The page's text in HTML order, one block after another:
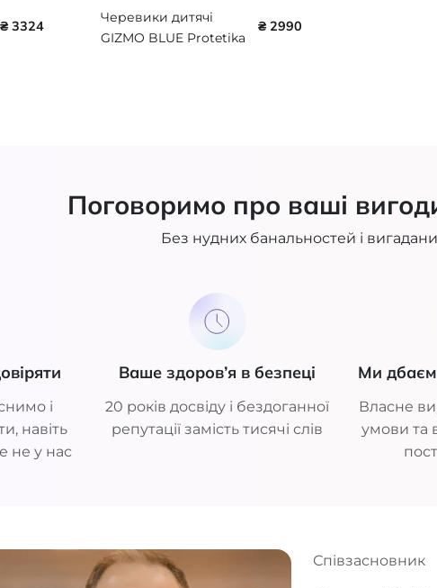
₴ 3324
Черевики дитячі
GIZMO BLUE Protetika
₴ 2990
Поговоримо про ваші
Без нудних банальностей і
і
навіть
не у нас
Ваше здоров’я в безпеці
20 років досвіду і бездоганної
репутації замість тисячі слів
Ми
Власне
умови та
Співзасновник